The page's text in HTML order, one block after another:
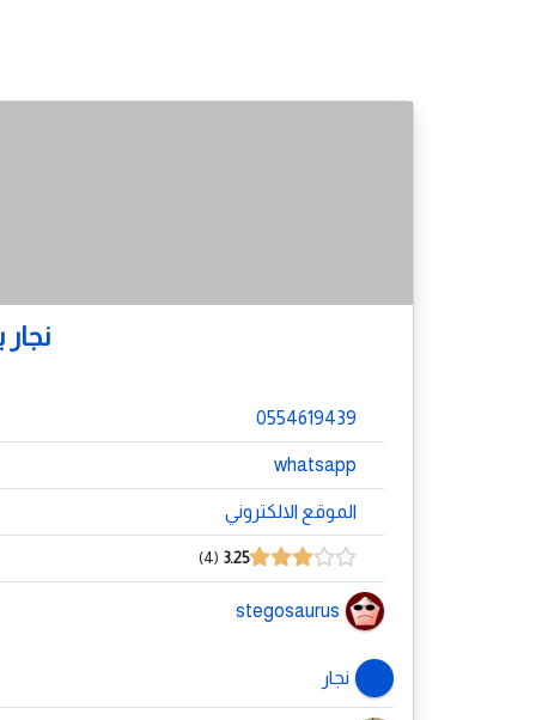
0554619439
whatsapp
الموقع الالكتروني
3.25
4
stegosaurus
نجار